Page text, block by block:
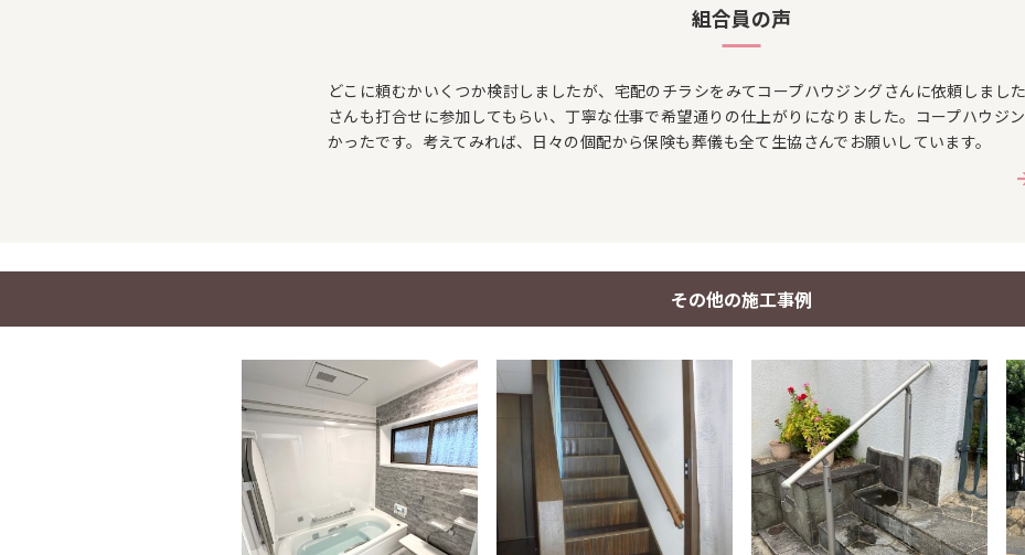
組合員の声
どこに頼むかいくつか検討しましたが、宅配のチラシをみてコープハウジングさんに依頼しまし
さんも打合せに参加してもらい、丁寧な仕事で希望通りの仕上がりになりました。コープハウジ
かったです。考えてみれば、日々の個配から保険も葬儀も全て生協さんでお願いしています。
その他の施工事例